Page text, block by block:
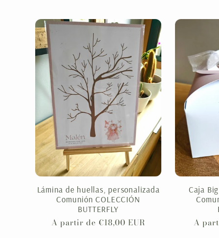
Lámina de huellas, personalizada
Comunión COLECCIÓN
BUTTERFLY
Precio
A partir de €18,00 EUR
Caja
Precio
A